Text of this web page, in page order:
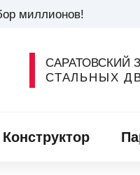
миллионов!
САРАТОВСКИЙ
СТАЛЬНЫХ
Конструктор